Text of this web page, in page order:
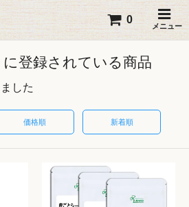
メニュー
0
に登録されている商品
した
価格順 新着順